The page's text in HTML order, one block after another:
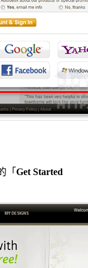
「 Get Started